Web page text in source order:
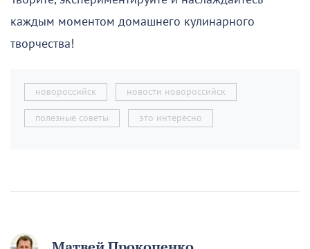
каждым моментом домашнего кулинарного
творчества!
новороссийск новости новороссийск
полезные советы это интересно